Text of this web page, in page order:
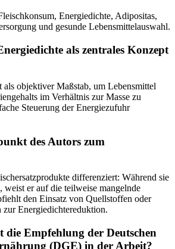
Energiedichte, Adipositas,
und gesunde Lebensmittelauswahl.
als zentrales Konzept
objektiver Maßstab, um Lebensmittel
im Verhältnis zur Masse zu
Steuerung der Energiezufuhr
des Autors zum
differenziert: Während sie
weist er auf die teilweise mangelnde
den Einsatz von Quellstoffen oder
zur Energiedichtereduktion.
die Empfehlung der Deutschen
(DGE) in der Arbeit?